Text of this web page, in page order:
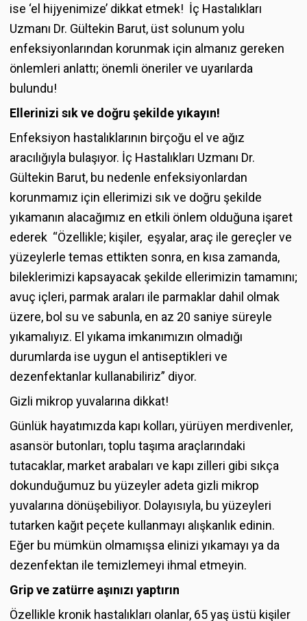
ise ‘el hijyenimize’ dikkat etmek! İç Hastalıkları
Uzmanı Dr. Gültekin Barut, üst solunum yolu
enfeksiyonlarından korunmak için almanız gereken
önlemleri anlattı; önemli öneriler ve uyarılarda
bulundu!
Ellerinizi sık ve doğru şekilde yıkayın!
Enfeksiyon hastalıklarının birçoğu el ve ağız
aracılığıyla bulaşıyor. İç Hastalıkları Uzmanı Dr.
Gültekin Barut, bu nedenle enfeksiyonlardan
korunmamız için ellerimizi sık ve doğru şekilde
yıkamanın alacağımız en etkili önlem olduğuna işaret
ederek “Özellikle; kişiler, eşyalar, araç ile gereçler ve
yüzeylerle temas ettikten sonra, en kısa zamanda,
bileklerimizi kapsayacak şekilde ellerimizin tamamını;
avuç içleri, parmak araları ile parmaklar dahil olmak
üzere, bol su ve sabunla, en az 20 saniye süreyle
yıkamalıyız. El yıkama imkanımızın olmadığı
durumlarda ise uygun el antiseptikleri ve
dezenfektanlar kullanabiliriz” diyor.
Gizli mikrop yuvalarına dikkat!
Günlük hayatımızda kapı kolları, yürüyen merdivenler,
asansör butonları, toplu taşıma araçlarındaki
tutacaklar, market arabaları ve kapı zilleri gibi sıkça
dokunduğumuz bu yüzeyler adeta gizli mikrop
yuvalarına dönüşebiliyor. Dolayısıyla, bu yüzeyleri
tutarken kağıt peçete kullanmayı alışkanlık edinin.
Eğer bu mümkün olmamışsa elinizi yıkamayı ya da
dezenfektan ile temizlemeyi ihmal etmeyin.
Grip ve zatürre aşınızı yaptırın
Özellikle kronik hastalıkları olanlar, 65 yaş üstü kişiler